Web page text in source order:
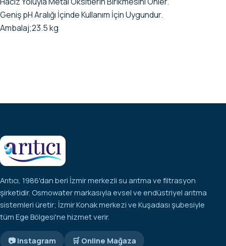
Geniş pH Aralığı İçinde Kullanım İçin Uygundur.
Ambalaj;23.5 kg
Arıtıcı, 1986'dan beri İzmir merkezli su arıtma ve filtrasyon
şirketidir. Osmowater markasıyla evsel ve endüstriyel arıtma
sistemleri üretir; İzmir Konak merkezi ve Kuşadası şubesiyle
tüm Ege Bölgesi'ne hizmet verir.
📷 Instagram 🛒 Online Mağaza